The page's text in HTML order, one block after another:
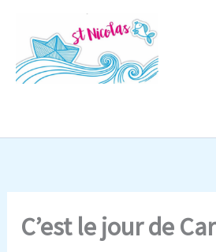
contenu
C’est le jour de